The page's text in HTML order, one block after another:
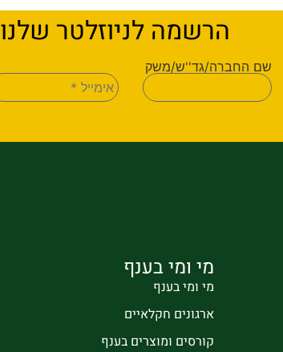
הרשמה לניוזלטר שלנו
שם החברה/גד''ש/משק
מי ומי בענף
מי ומי בענף
ארגונים חקלאיים
קורסים ומוצרים בענף